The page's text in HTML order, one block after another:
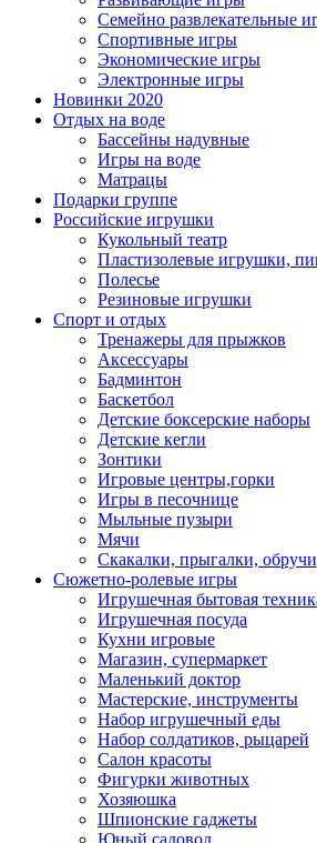
Семейно развлекательные
Спортивные игры
Экономические игры
Электронные игры
Новинки 2020
Отдых на воде
Бассейны надувные
Игры на воде
Матрацы
Подарки группе
Российские игрушки
Кукольный театр
Пластизолевые игрушки,
Полесье
Резиновые игрушки
Спорт и отдых
Тренажеры для прыжков
Аксессуары
Бадминтон
Баскетбол
Детские боксерские наборы
Детские кегли
Зонтики
Игровые центры,горки
Игры в песочнице
Мыльные пузыри
Мячи
Скакалки, прыгалки, обручи
Сюжетно-ролевые игры
Игрушечная бытовая
Игрушечная посуда
Кухни игровые
Магазин, супермаркет
Маленький доктор
Мастерские, инструменты
Набор игрушечный еды
Набор солдатиков, рыцарей
Салон красоты
Фигурки животных
Хозяюшка
Шпионские гаджеты
Юный садовод